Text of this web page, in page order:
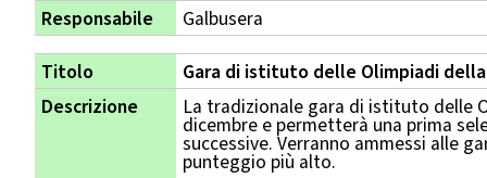
Responsabile
Galbusera
Titolo
Gara di istituto delle Olimpiadi
Descrizione
La tradizionale gara di istituto delle
dicembre e permetterà una prima
successive. Verranno ammessi alle
punteggio più alto.